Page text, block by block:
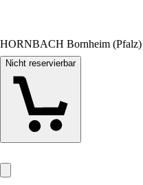
HORNBACH Bornheim (Pfalz)
Nicht reservierbar